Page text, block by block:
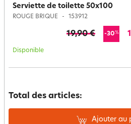
Serviette de toilette 50x100
ROUGE BRIQUE 153912
19,90 € -30%
Disponible
Total des articles:
Ajouter au